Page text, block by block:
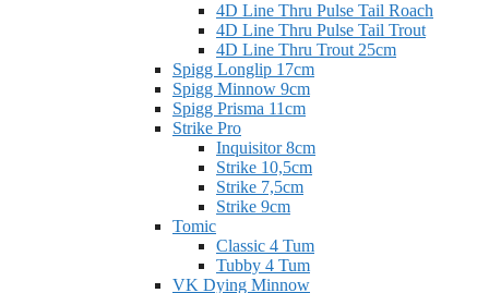
4D Line Thru Pulse Tail Roach
4D Line Thru Pulse Tail Trout
4D Line Thru Trout 25cm
Spigg Longlip 17cm
Spigg Minnow 9cm
Spigg Prisma 11cm
Strike Pro
Inquisitor 8cm
Strike 10,5cm
Strike 7,5cm
Strike 9cm
Tomic
Classic 4 Tum
Tubby 4 Tum
VK Dying Minnow